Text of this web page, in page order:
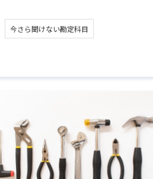
今さら聞けない勘定科目